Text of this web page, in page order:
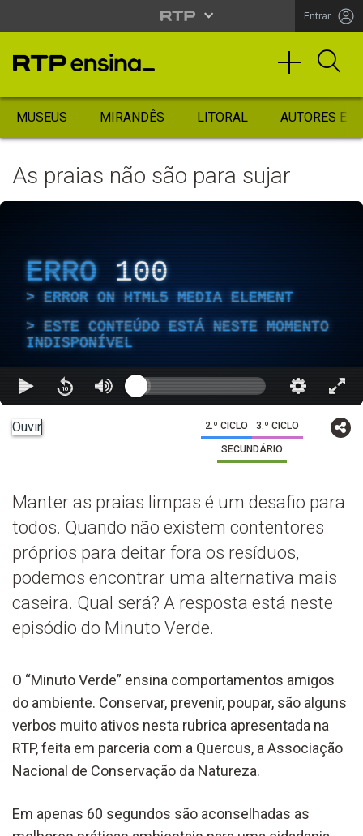
Entrar
MUSEUS MIRANDÊS LITORAL AUTORES
As praias não são para sujar
ERRO 100
ERROR ON HTML5 MEDIA ELEMENT
ESTE CONTEÚDO ESTÁ NESTE MOMENTO
INDISPONÍVEL
Ouvir 2.º CICLO 3.º CICLO
SECUNDÁRIO
Manter as praias limpas é um desafio para
todos. Quando não existem contentores
próprios para deitar fora os resíduos,
podemos encontrar uma alternativa mais
caseira. Qual será? A resposta está neste
episódio do Minuto Verde.
O “Minuto Verde” ensina comportamentos amigos
do ambiente. Conservar, prevenir, poupar, são alguns
verbos muito ativos nesta rubrica apresentada na
RTP, feita em parceria com a Quercus, a Associação
Nacional de Conservação da Natureza.
Em apenas 60 segundos são aconselhadas as